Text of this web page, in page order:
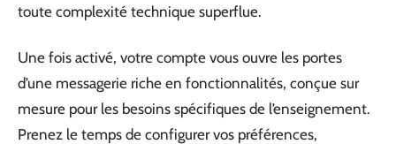
toute complexité technique superflue.
Une fois activé, votre compte vous ouvre les portes
d’une messagerie riche en fonctionnalités, conçue sur
mesure pour les besoins spécifiques de l’enseignement.
Prenez le temps de configurer vos préférences,